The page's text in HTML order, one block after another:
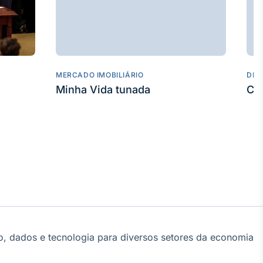
MERCADO IMOBILIÁRIO
Minha Vida tunada
dados e tecnologia para diversos setores da economia